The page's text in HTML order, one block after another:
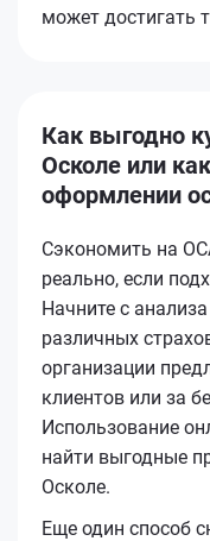
может достигать
Как выгодно
Осколе или
оформлении
Сэкономить на
реально, если
Начните с
различных
организации
клиентов или за
Использование
найти выгодные
Осколе.
Еще один способ